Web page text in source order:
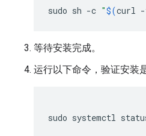
sudo sh -c "$(curl
等待安装完成。
运行以下命令，验证安装
sudo systemctl